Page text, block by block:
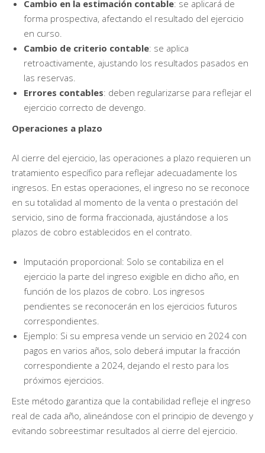
Cambio en la estimación contable: se aplicará de
forma prospectiva, afectando el resultado del ejercicio
en curso.
Cambio de criterio contable: se aplica
retroactivamente, ajustando los resultados pasados en
las reservas.
Errores contables: deben regularizarse para reflejar el
ejercicio correcto de devengo.
Operaciones a plazo
Al cierre del ejercicio, las operaciones a plazo requieren un
tratamiento específico para reflejar adecuadamente los
ingresos. En estas operaciones, el ingreso no se reconoce
en su totalidad al momento de la venta o prestación del
servicio, sino de forma fraccionada, ajustándose a los
plazos de cobro establecidos en el contrato.
Imputación proporcional: Solo se contabiliza en el
ejercicio la parte del ingreso exigible en dicho año, en
función de los plazos de cobro. Los ingresos
pendientes se reconocerán en los ejercicios futuros
correspondientes.
Ejemplo: Si su empresa vende un servicio en 2024 con
pagos en varios años, solo deberá imputar la fracción
correspondiente a 2024, dejando el resto para los
próximos ejercicios.
Este método garantiza que la contabilidad refleje el ingreso
real de cada año, alineándose con el principio de devengo y
evitando sobreestimar resultados al cierre del ejercicio.